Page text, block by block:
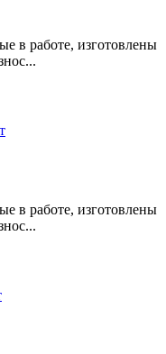
в работе, изготовлены
в работе, изготовлены